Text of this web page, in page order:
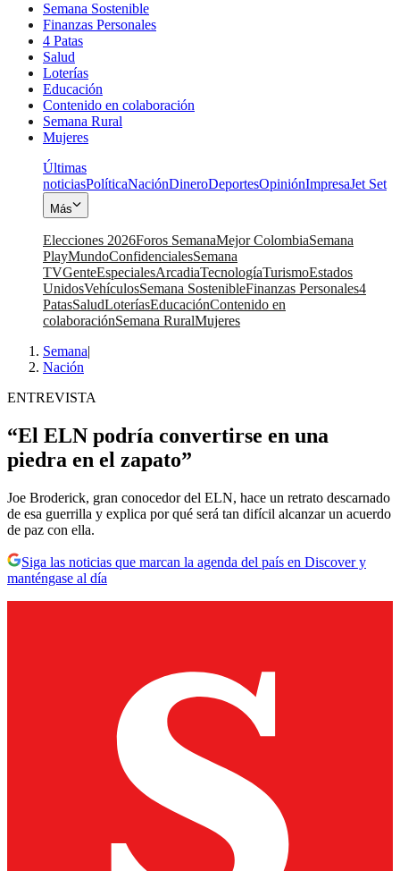
Semana Sostenible
Finanzas Personales
4 Patas
Salud
Loterías
Educación
Contenido en colaboración
Semana Rural
Mujeres
Últimas
noticiasPolíticaNaciónDineroDeportesOpiniónImpresaJet Set
Más
Elecciones 2026Foros SemanaMejor ColombiaSemana
PlayMundoConfidencialesSemana
TVGenteEspecialesArcadiaTecnologíaTurismoEstados
UnidosVehículosSemana SostenibleFinanzas Personales4
PatasSaludLoteríasEducaciónContenido en
colaboraciónSemana RuralMujeres
Semana|
Nación
ENTREVISTA
“El ELN podría convertirse en una
piedra en el zapato”
Joe Broderick, gran conocedor del ELN, hace un retrato descarnado
de esa guerrilla y explica por qué será tan difícil alcanzar un acuerdo
de paz con ella.
Siga las noticias que marcan la agenda del país en Discover y
manténgase al día